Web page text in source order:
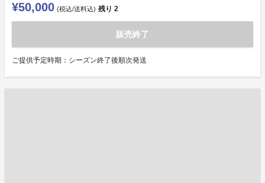
¥50,000 (税込/送料込) 残り 2
販売終了
ご提供予定時期：シーズン終了後順次発送